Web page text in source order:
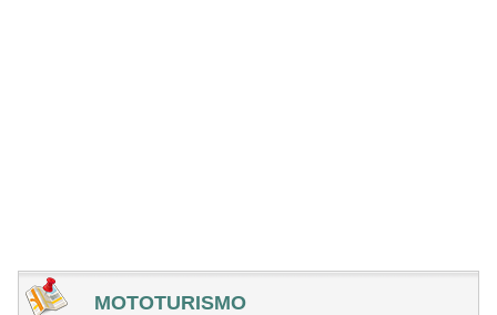
MOTOTURISMO